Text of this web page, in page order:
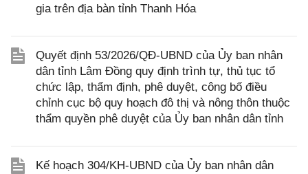
gia trên địa bàn tỉnh Thanh Hóa
Quyết định 53/2026/QĐ-UBND của Ủy ban nhân
dân tỉnh Lâm Đồng quy định trình tự, thủ tục tổ
chức lập, thẩm định, phê duyệt, công bố điều
chỉnh cục bộ quy hoạch đô thị và nông thôn thuộc
thẩm quyền phê duyệt của Ủy ban nhân dân tỉnh
Kế hoạch 304/KH-UBND của Ủy ban nhân dân